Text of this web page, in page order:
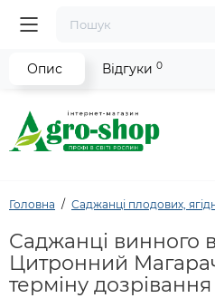
Головна Саджанці плодових,
Саджанці винного
Цитронний
терміну дозрівання
Опис Відгуки 0